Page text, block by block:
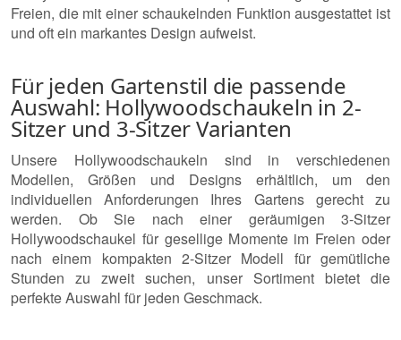
Freien, die mit einer schaukelnden Funktion ausgestattet ist
und oft ein markantes Design aufweist.
Für jeden Gartenstil die passende
Auswahl: Hollywoodschaukeln in 2-
Sitzer und 3-Sitzer Varianten
Unsere Hollywoodschaukeln sind in verschiedenen
Modellen, Größen und Designs erhältlich, um den
individuellen Anforderungen Ihres Gartens gerecht zu
werden. Ob Sie nach einer geräumigen 3-Sitzer
Hollywoodschaukel für gesellige Momente im Freien oder
nach einem kompakten 2-Sitzer Modell für gemütliche
Stunden zu zweit suchen, unser Sortiment bietet die
perfekte Auswahl für jeden Geschmack.